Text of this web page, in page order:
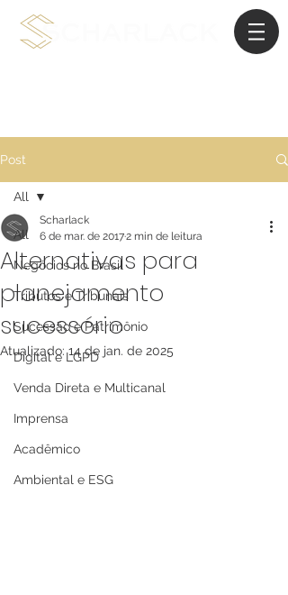
Post
All
Negócios no Brasil
Tributos e Tribunais
Sucessão e Patrimônio
Digital e LGPD
Venda Direta e Multicanal
Imprensa
Acadêmico
Ambiental e ESG
All
Alternativas para
planejamento
sucessório
Scharlack
6 de mar. de 20172 min de leitura
Atualizado:14 de jan. de 2025